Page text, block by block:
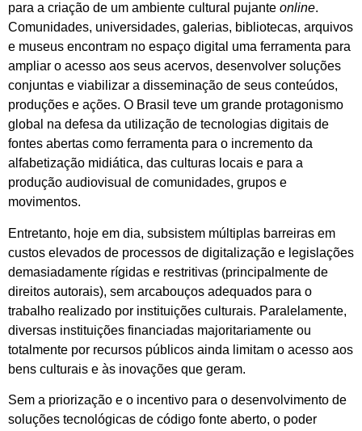
para a criação de um ambiente cultural pujante online.
Comunidades, universidades, galerias, bibliotecas, arquivos
e museus encontram no espaço digital uma ferramenta para
ampliar o acesso aos seus acervos, desenvolver soluções
conjuntas e viabilizar a disseminação de seus conteúdos,
produções e ações. O Brasil teve um grande protagonismo
global na defesa da utilização de tecnologias digitais de
fontes abertas como ferramenta para o incremento da
alfabetização midiática, das culturas locais e para a
produção audiovisual de comunidades, grupos e
movimentos.
Entretanto, hoje em dia, subsistem múltiplas barreiras em
custos elevados de processos de digitalização e legislações
demasiadamente rígidas e restritivas (principalmente de
direitos autorais), sem arcabouços adequados para o
trabalho realizado por instituições culturais. Paralelamente,
diversas instituições financiadas majoritariamente ou
totalmente por recursos públicos ainda limitam o acesso aos
bens culturais e às inovações que geram.
Sem a priorização e o incentivo para o desenvolvimento de
soluções tecnológicas de código fonte aberto, o poder